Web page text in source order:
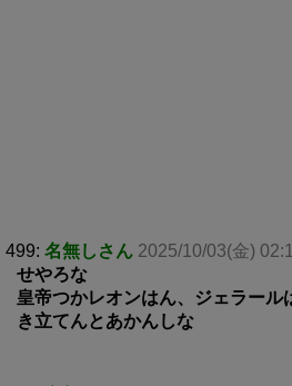
499: 名無しさん 2025/10/03(金)
せやろな
皇帝つかレオンはん、ジェラール
き立てんとあかんしな